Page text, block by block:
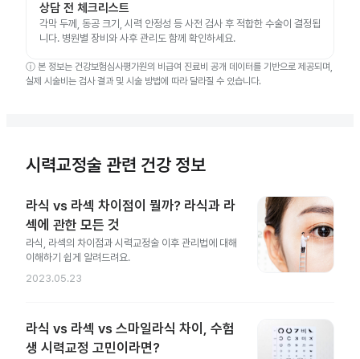
상담 전 체크리스트
각막 두께, 동공 크기, 시력 안정성 등 사전 검사 후 적합한 수술이 결정됩
니다. 병원별 장비와 사후 관리도 함께 확인하세요.
ⓘ 본 정보는 건강보험심사평가원의 비급여 진료비 공개 데이터를 기반으로 제공되며,
실제 시술비는 검사 결과 및 시술 방법에 따라 달라질 수 있습니다.
시력교정술 관련 건강 정보
라식 vs 라섹 차이점이 뭘까? 라식과 라
섹에 관한 모든 것
라식, 라섹의 차이점과 시력교정술 이후 관리법에 대해
이해하기 쉽게 알려드려요.
2023.05.23
라식 vs 라섹 vs 스마일라식 차이, 수험
생 시력교정 고민이라면?